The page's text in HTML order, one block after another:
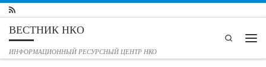
Перейти к содержимому
ВЕСТНИК НКО
ИНФОРМАЦИОННЫЙ РЕСУРСНЫЙ ЦЕНТР НКО
Search